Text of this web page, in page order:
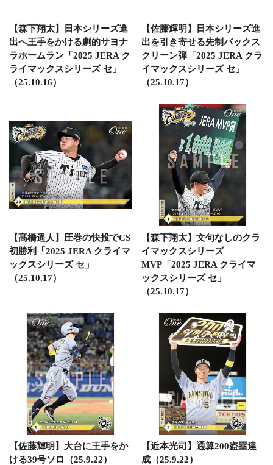
【森下翔太】日本シリーズ進
出へ王手をかける劇的サヨナ
ラホームラン「2025 JERA ク
ライマックスシリーズ セ」
（25.10.16）
【佐藤輝明】日本シリーズ進
出を引き寄せる先制バックス
クリーン弾「2025 JERA クラ
イマックスシリーズ セ」
（25.10.17）
【髙橋遥人】圧巻の快投でCS
初勝利「2025 JERA クライマ
ックスシリーズ セ」
（25.10.17）
【森下翔太】文句なしのクラ
イマックスシリーズ
MVP「2025 JERA クライマ
ックスシリーズ セ」
（25.10.17）
【佐藤輝明】大台に王手をか
ける39号ソロ（25.9.22）
【近本光司】通算200盗塁達
成（25.9.22）